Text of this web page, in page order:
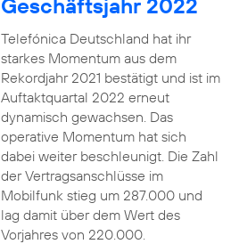
Geschäftsjahr 2022
Telefónica Deutschland hat ihr
starkes Momentum aus dem
Rekordjahr 2021 bestätigt und ist im
Auftaktquartal 2022 erneut
dynamisch gewachsen. Das
operative Momentum hat sich
dabei weiter beschleunigt. Die Zahl
der Vertragsanschlüsse im
Mobilfunk stieg um 287.000 und
lag damit über dem Wert des
Vorjahres von 220.000.